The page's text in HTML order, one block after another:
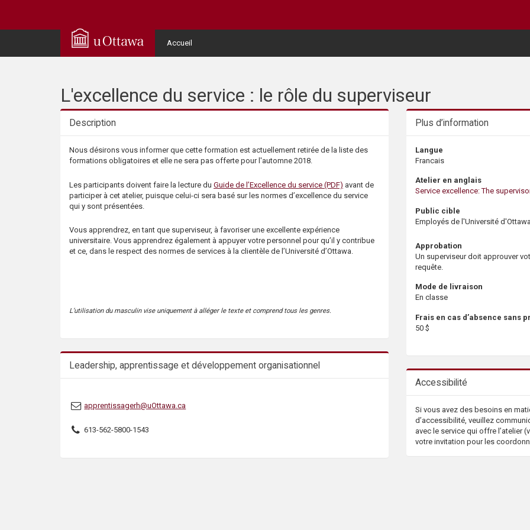
Accueil
User
Menu
L'excellence du service : le rôle du superviseur
Description
Description
Nous désirons vous informer que cette formation est actuellement retirée de la liste des
formations obligatoires et elle ne sera pas offerte pour l'automne 2018.
Les participants doivent faire la lecture du Guide de l’Excellence du service (PDF) avant de
participer à cet atelier, puisque celui-ci sera basé sur les normes d’excellence du service
qui y sont présentées.
Vous apprendrez, en tant que superviseur, à favoriser une excellente expérience
universitaire. Vous apprendrez également à appuyer votre personnel pour qu’il y contribue
et ce, dans le respect des normes de services à la clientèle de l’Université d’Ottawa.
L’utilisation du masculin vise uniquement à alléger le texte et comprend tous les genres.
Leadership, apprentissage et développement organisationnel
apprentissagerh@uOttawa.ca
613-562-5800-1543
Plus d’information
Langue
Francais
Atelier en anglais
Service excellence: The
Public cible
Employés de l'Université d'Ottawa
Approbation
Un superviseur doit approuver
requête.
Mode de livraison
En classe
Frais en cas d’absence sans
50 $
Accessibilité
Si vous avez des besoins en
d’accessibilité, veuillez
avec le service qui offre l’atelier
votre invitation pour les